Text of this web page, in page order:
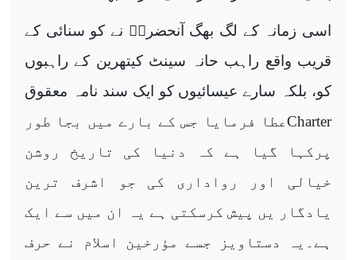
اسی زمانہ کے لگ بھگ آنحضرتؐ نے کو سنائی کے
قریب واقع راہب حانہ سینٹ کیتھرین کے راہبوں
کو، بلکہ سارے عیسائیوں کو ایک سند نامہ معقوق
Charterعطا فرمایا جس کے بارے میں بجا طور
پرکہا گیا ہے کہ دنیا کی تاریخ روشن
خیالی اور رواداری کی جو اشرف ترین
یادگار یں پیش کرسکتی ہے یہ ان میں سے ایک
ہے۔یہ دستاویز جسے مؤرخین اسلام نے حرف